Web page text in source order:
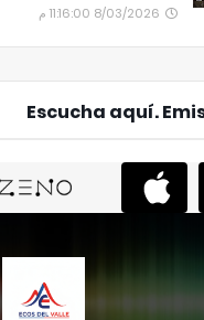
8/03/2026 11:16:00 م
Escucha aquí.